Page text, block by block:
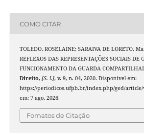
COMO CITAR
TOLEDO, ROSELAINE; SARAIVA DE LORETO,
REFLEXOS DAS REPRESENTAÇÕES SOCIAIS DE
FUNCIONAMENTO DA GUARDA
Direito, [S. l.], v. 9, n. 04, 2020. Disponível em:
https://periodicos.ufpb.br/index.php/ged/article/
em: 7 ago. 2026.
Fomatos de Citação